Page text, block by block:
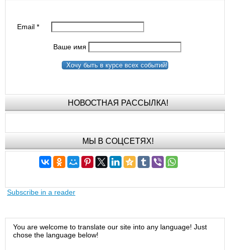
Email*
Ваше имя
Хочу быть в курсе всех событий!
НОВОСТНАЯ РАССЫЛКА!
МЫ В СОЦСЕТЯХ!
Subscribe in a reader
You are welcome to translate our site into any language! Just
chose the language below!